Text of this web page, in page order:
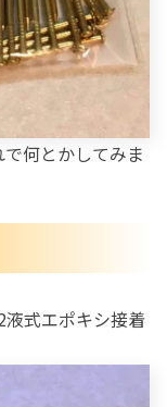
何とかしてみま
液式エポキシ接着